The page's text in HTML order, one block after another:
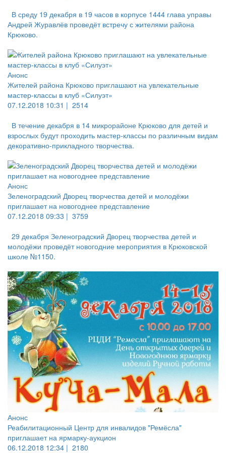
В среду 19 декабря в 19 часов в корпусе 1444 глава управы
Андрей Журавлёв проведёт встречу с жителями района
Крюково.
Анонс
Жителей района Крюково приглашают на увлекательные
мастер-классы в клуб «Силуэт»
07.12.2018 10:31 | 2514
В течение декабря в 14 микрорайоне Крюково для детей и
взрослых будут проходить мастер-классы по различным видам
декоративно-прикладного творчества.
Анонс
Зеленоградский Дворец творчества детей и молодёжи
приглашает на новогоднее представление
07.12.2018 09:33 | 3759
29 декабря Зеленоградский Дворец творчества детей и
молодёжи проведёт новогодние мероприятия в Крюковской
школе №1150.
Анонс
Реабилитационный Центр для инвалидов "Ремёсла"
приглашает на ярмарку-аукцион
06.12.2018 12:34 | 2180